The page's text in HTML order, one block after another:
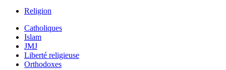
Religion
Catholiques
Islam
JMJ
Liberté religieuse
Orthodoxes